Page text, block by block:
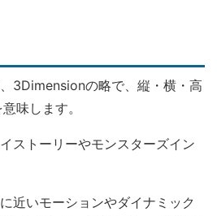
3Dimensionの略で、縦・横・高
味します。
ストーリーやモンスターズイン
近いモーションやダイナミック